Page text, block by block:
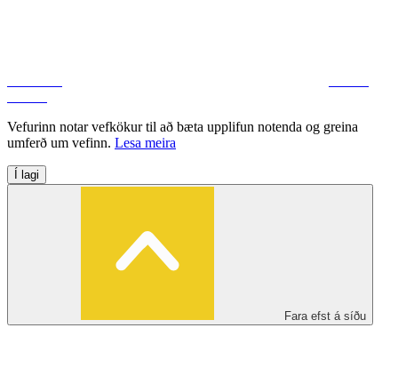
Vefurinn notar vefkökur til að bæta upplifun notenda og greina
umferð um vefinn. Lesa meira
Í lagi
Fara efst á síðu